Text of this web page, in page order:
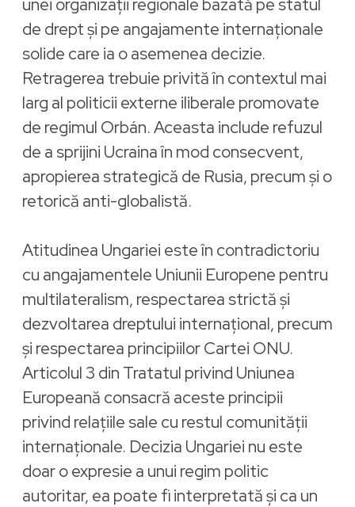
unei organizații regionale bazată pe statul
de drept și pe angajamente internaționale
solide care ia o asemenea decizie.
Retragerea trebuie privită în contextul mai
larg al politicii externe iliberale promovate
de regimul Orbán. Aceasta include refuzul
de a sprijini Ucraina în mod consecvent,
apropierea strategică de Rusia, precum și o
retorică anti-globalistă.
Atitudinea Ungariei este în contradictoriu
cu angajamentele Uniunii Europene pentru
multilateralism, respectarea strictă și
dezvoltarea dreptului internațional, precum
și respectarea principiilor Cartei ONU.
Articolul 3 din Tratatul privind Uniunea
Europeană consacră aceste principii
privind relațiile sale cu restul comunității
internaționale. Decizia Ungariei nu este
doar o expresie a unui regim politic
autoritar, ea poate fi interpretată și ca un